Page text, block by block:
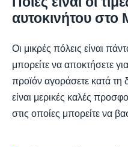
αυτοκινήτου
Οι μικρές πόλεις είναι
μπορείτε να αποκτήσετε
προϊόν αγοράσετε κατά τη
είναι μερικές καλές
στις οποίες μπορείτε να